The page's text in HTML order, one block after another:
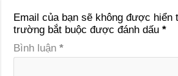
Email của bạn sẽ không được hiển
trường bắt buộc được đánh dấu*
Bình luận*